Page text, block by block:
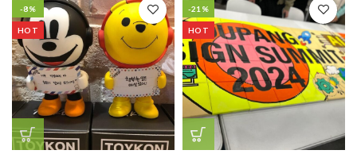
-8%
HOT
-21%
HOT